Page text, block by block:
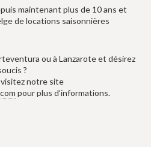
maintenant plus de 10 ans et
de locations saisonnières
ou à Lanzarote et désirez
?
notre site
pour plus d’informations.